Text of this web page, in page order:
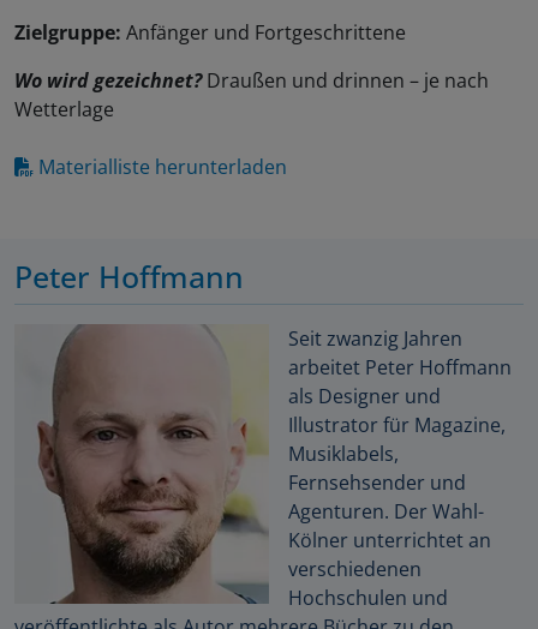
Zielgruppe: Anfänger und Fortgeschrittene
Wo wird gezeichnet?Draußen und drinnen – je nach
Wetterlage
Materialliste herunterladen
Peter Hoffmann
Seit zwanzig Jahren
arbeitet Peter Hoffmann
als Designer und
Illustrator für Magazine,
Musiklabels,
Fernsehsender und
Agenturen. Der Wahl-
Kölner unterrichtet an
verschiedenen
Hochschulen und